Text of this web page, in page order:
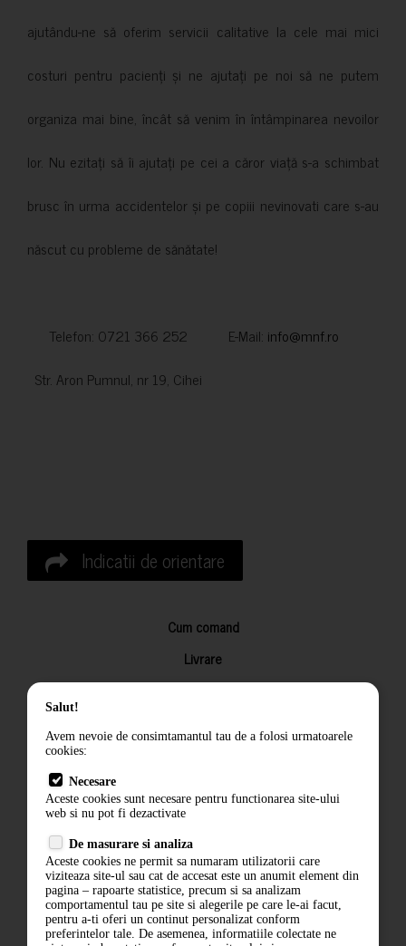
ajutându-ne să oferim servicii calitative la cele mai mici
costuri pentru pacienți și ne ajutați pe noi să ne putem
organiza mai bine, încât să venim în întâmpinarea nevoilor
lor. Nu ezitați să îi ajutați pe cei a căror viață s-a schimbat
brusc în urma accidentelor și pe copiii nevinovati care s-au
născut cu probleme de sănătate!
Telefon: 0721 366 252 E-Mail: info@mnf.ro
Str. Aron Pumnul, nr 19, Cihei
Indicatii de orientare
Cum comand
Livrare
Returnarea produselor
Termeni si conditii
Politica de confidentialitate
ANPC
Salut!
Avem nevoie de consimtamantul tau de a folosi urmatoarele
cookies:
Necesare
Aceste cookies sunt necesare pentru functionarea site-ului
web si nu pot fi dezactivate
De masurare si analiza
Aceste cookies ne permit sa numaram utilizatorii care
viziteaza site-ul sau cat de accesat este un anumit element din
pagina – rapoarte statistice, precum si sa analizam
comportamentul tau pe site si alegerile pe care le-ai facut,
pentru a-ti oferi un continut personalizat conform
preferintelor tale. De asemenea, informatiile colectate ne